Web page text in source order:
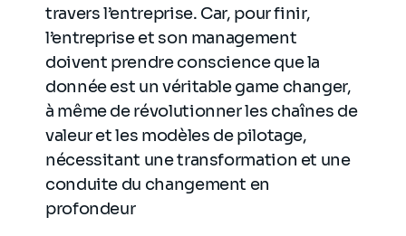
travers l’entreprise. Car, pour finir,
l’entreprise et son management
doivent prendre conscience que la
donnée est un véritable game changer,
à même de révolutionner les chaînes de
valeur et les modèles de pilotage,
nécessitant une transformation et une
conduite du changement en
profondeur